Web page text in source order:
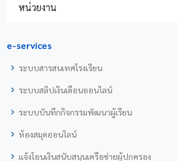
หน่วยงาน
e-services
ระบบสารสนเทศโรงเรียน
ระบบสลิปเงินเดือนออนไลน์
ระบบบันทึกกิจกรรมพัฒนาผู้เรียน
ห้องสมุดออนไลน์
แจ้งโอนเงินสนับสนุนเครือข่ายผู้ปกครอง